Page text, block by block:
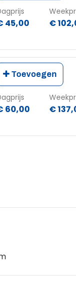
45,00 €
Toevoegen
60,00 €